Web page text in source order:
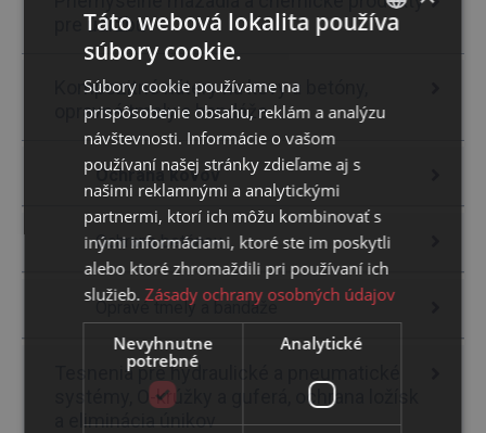
pre údržbu
Kompozitné nátery na kovy a betóny,
opravné tmely a bandáže
Ochrana kovov
Ochrana betónov
Opravé tmely a bandáže
Tesnenia pre hydraulické a pneumatické
systémy, O-krúžky a guferá, ochrana ložísk
a eliminácia únikov
Táto webová lokalita používa
súbory cookie.
Súbory cookie používame na
prispôsobenie obsahu, reklám a analýzu
návštevnosti. Informácie o vašom
používaní našej stránky zdieľame aj s
našimi reklamnými a analytickými
partnermi, ktorí ich môžu kombinovať s
inými informáciami, ktoré ste im poskytli
alebo ktoré zhromaždili pri používaní ich
služieb. Zásady ochrany osobných údajov
Nevyhnutne
potrebné
Analytické